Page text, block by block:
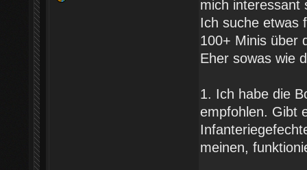
mich interessant
Ich suche etwas
100+ Minis über
Eher sowas wie
1. Ich habe die
empfohlen. Gibt
meinen,